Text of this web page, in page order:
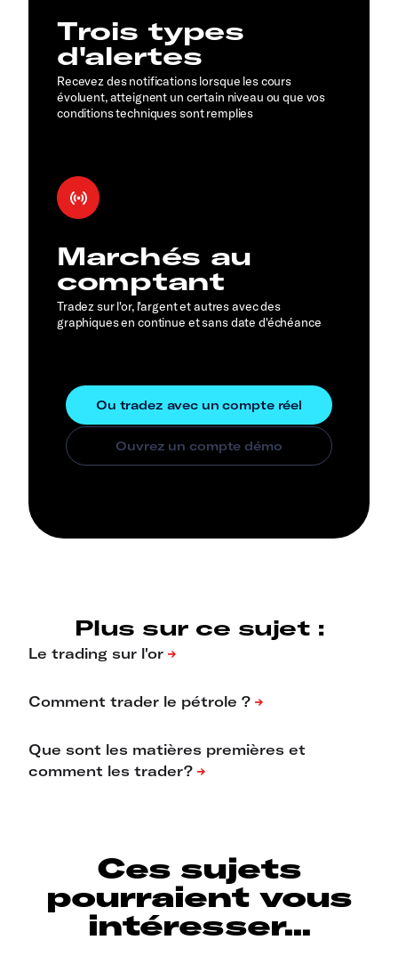
Trois types
d'alertes
Recevez des notifications lorsque les cours
évoluent, atteignent un certain niveau ou que vos
conditions techniques sont remplies
Marchés au
comptant
Tradez sur l'or, l'argent et autres avec des
graphiques en continue et sans date d'échéance
Plus sur ce sujet :
Ces sujets
pourraient vous
intéresser...